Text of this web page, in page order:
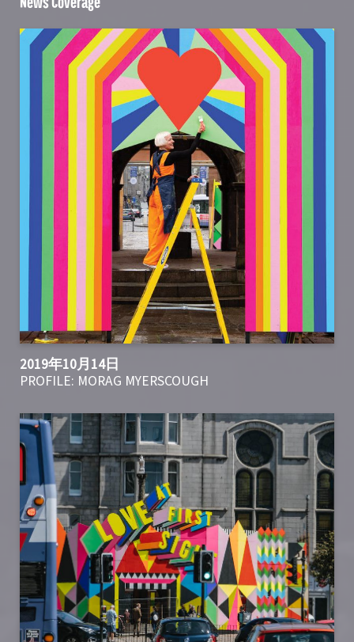
2019年10月14日
PROFILE: MORAG MYERSCOUGH